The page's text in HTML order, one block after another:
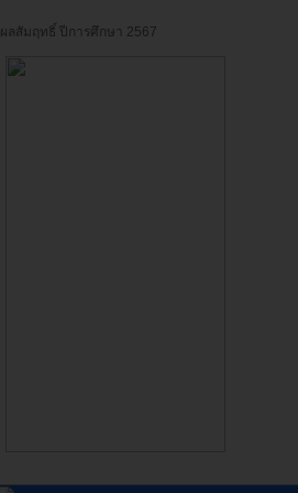
ผลสัมฤทธิ์ ปีการศึกษา 2567